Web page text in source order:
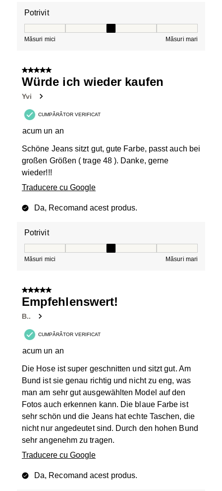
Potrivit
Măsuri mici Măsuri mari
5 din 5 stele.
Würde ich wieder kaufen
Yvi
CUMPĂRĂTOR VERIFICAT
acum un an
Schöne Jeans sitzt gut, gute Farbe, passt auch bei
großen Größen ( trage 48 ). Danke, gerne
wieder!!!
Traducere cu Google
Da, Recomand acest produs.
Potrivit
Măsuri mici Măsuri mari
5 din 5 stele.
Empfehlenswert!
B..
CUMPĂRĂTOR VERIFICAT
acum un an
Die Hose ist super geschnitten und sitzt gut. Am
Bund ist sie genau richtig und nicht zu eng, was
man am sehr gut ausgewählten Model auf den
Fotos auch erkennen kann. Die blaue Farbe ist
sehr schön und die Jeans hat echte Taschen, die
nicht nur angedeutet sind. Durch den hohen Bund
sehr angenehm zu tragen.
Traducere cu Google
Da, Recomand acest produs.